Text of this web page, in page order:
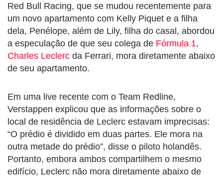
Red Bull Racing, que se mudou recentemente para
um novo apartamento com Kelly Piquet e a filha
dela, Penélope, além de Lily, filha do casal, abordou
a especulação de que seu colega de Fórmula 1,
Charles Leclerc da Ferrari, mora diretamente abaixo
de seu apartamento.
Em uma live recente com o Team Redline,
Verstappen explicou que as informações sobre o
local de residência de Leclerc estavam imprecisas:
“O prédio é dividido em duas partes. Ele mora na
outra metade do prédio”, disse o piloto holandês.
Portanto, embora ambos compartilhem o mesmo
edifício, Leclerc não mora diretamente abaixo de